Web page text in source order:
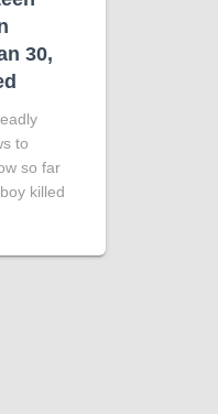
30,
to
so far
killed